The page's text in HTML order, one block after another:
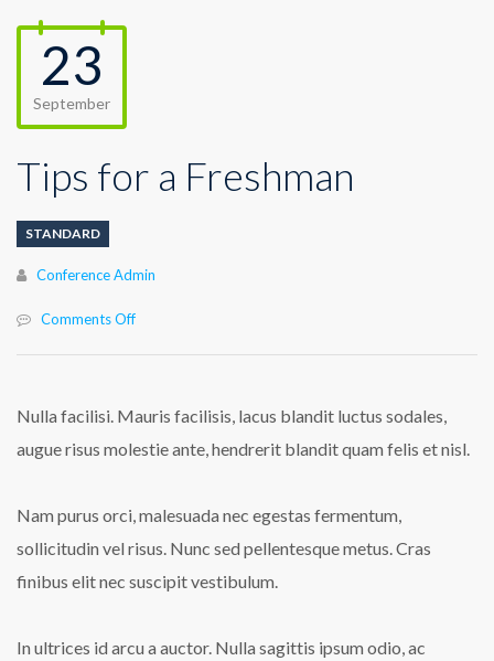
23
September
Tips for a Freshman
STANDARD
Author
Conference Admin
Comments Offon
Tips
a
Freshman
Nulla facilisi. Mauris facilisis, lacus blandit luctus sodales,
augue risus molestie ante, hendrerit blandit quam felis et nisl.
Nam purus orci, malesuada nec egestas fermentum,
sollicitudin vel risus. Nunc sed pellentesque metus. Cras
finibus elit nec suscipit vestibulum.
In ultrices id arcu a auctor. Nulla sagittis ipsum odio, ac